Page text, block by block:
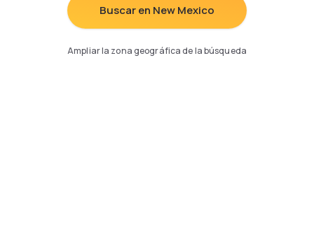
Buscar en New Mexico
Ampliar la zona geográfica de la búsqueda